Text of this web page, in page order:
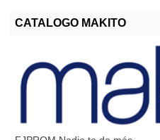
CATALOGO MAKITO